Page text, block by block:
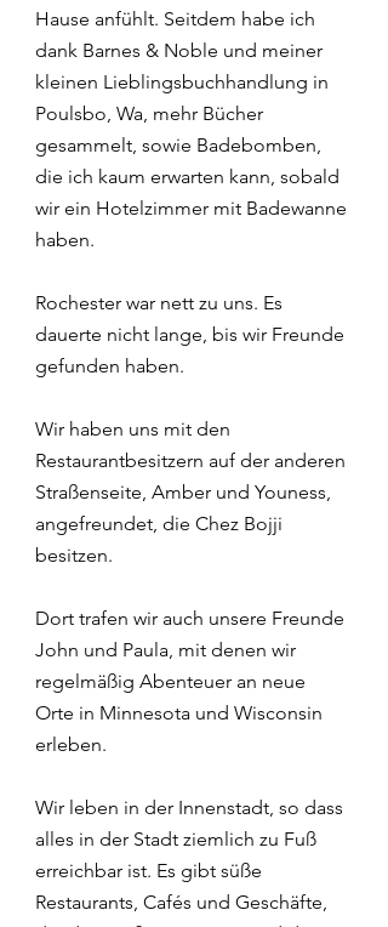
Hause anfühlt. Seitdem habe ich
dank Barnes & Noble und meiner
kleinen Lieblingsbuchhandlung in
Poulsbo, Wa, mehr Bücher
gesammelt, sowie Badebomben,
die ich kaum erwarten kann, sobald
wir ein Hotelzimmer mit Badewanne
haben.
Rochester war nett zu uns. Es
dauerte nicht lange, bis wir Freunde
gefunden haben.
Wir haben uns mit den
Restaurantbesitzern auf der anderen
Straßenseite, Amber und Youness,
angefreundet, die Chez Bojji
besitzen.
Dort trafen wir auch unsere Freunde
John und Paula, mit denen wir
regelmäßig Abenteuer an neue
Orte in Minnesota und Wisconsin
erleben.
Wir leben in der Innenstadt, so dass
alles in der Stadt ziemlich zu Fuß
erreichbar ist. Es gibt süße
Restaurants, Cafés und Geschäfte,